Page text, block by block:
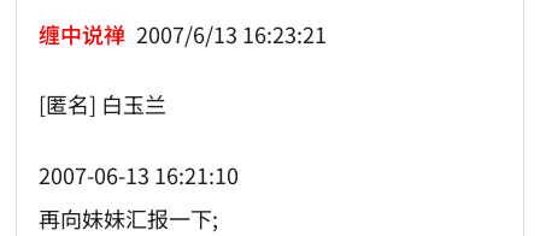
缠中说禅 2007/6/13 16:23:21
[匿名] 白玉兰
2007-06-13 16:21:10
再向妹妹汇报一下;